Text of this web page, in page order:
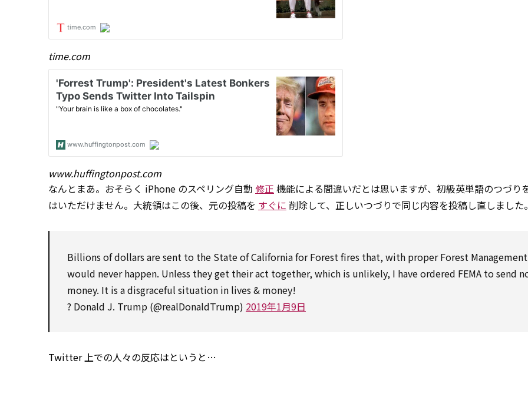
time.com
www.huffingtonpost.com
なんとまあ。おそらく iPhone のスペリング自動 修正機能による間違いだとは思いますが、初級英単語のつづり
はいただけません。大統領はこの後、元の投稿を すぐに 削除して、正しいつづりで同じ内容を投稿し直しました。
Billions of dollars are sent to the Stateof CaliforniaforForest fires that,with properForest Management
would never happen. Unless they get theiract together,which is unlikely, I have ordered FEMA tosend
money. It is a disgraceful situation in lives & money!
? Donald J. Trump (@realDonaldTrump) 2019年1月9日
Twitter 上での人々の反応はというと…